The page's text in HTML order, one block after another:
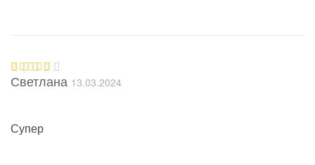
Оценка5
Светлана 13.03.2024
Супер